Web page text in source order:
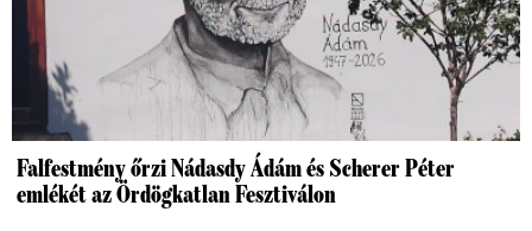
Falfestmény őrzi Nádasdy Ádám és Scherer Péter
emlékét az Ördögkatlan Fesztiválon